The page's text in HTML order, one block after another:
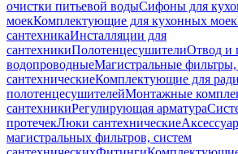
очистки питьевой водыСифоны для
моекКомплектующие для кухонных моек
сантехникаИнсталляции для
сантехникиПолотенцесушителиОтвод и
водопроводныеМагистральные
сантехническиеКомплектующие для
полотенцесушителейМонтажные
сантехникиРегулирующая арматура
протечекЛюки сантехнические
магистральных фильтров, систем